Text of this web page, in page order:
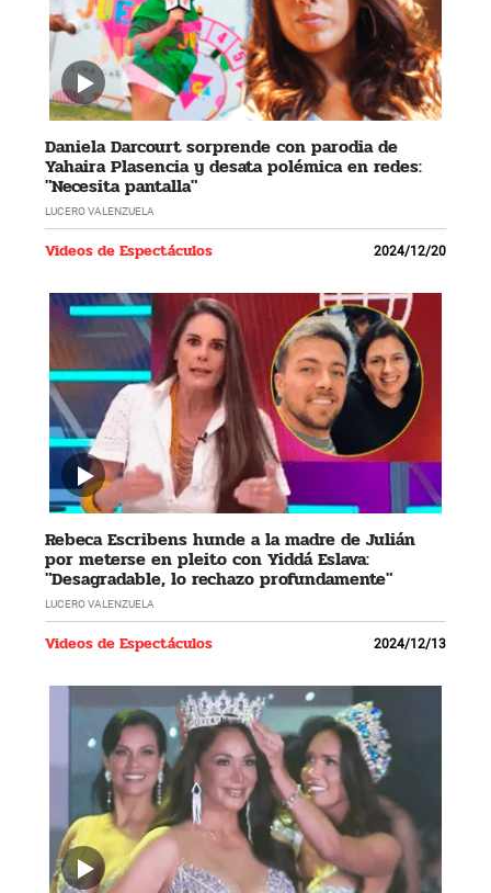
Daniela Darcourt sorprende con parodia de
Yahaira Plasencia y desata polémica en redes:
"Necesita pantalla"
LUCERO VALENZUELA
Videos de Espectáculos 2024/12/20
Rebeca Escribens hunde a la madre de Julián
por meterse en pleito con Yiddá Eslava:
"Desagradable, lo rechazo profundamente"
LUCERO VALENZUELA
Videos de Espectáculos 2024/12/13